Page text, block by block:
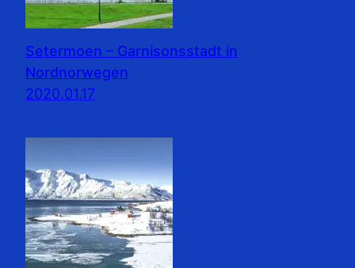
Setermoen – Garnisonsstadt in
Nordnorwegen
2020.01.17